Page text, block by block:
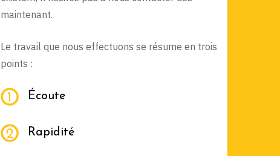
maintenant.
Le travail que nous effectuons se résume en trois
points :
Écoute
Rapidité